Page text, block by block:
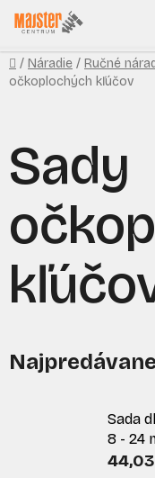
Prejsť
na
obsah
Domov
/ Náradie / Ručné
očkoplochých kľúčov
Sady
Sada
8 - 24